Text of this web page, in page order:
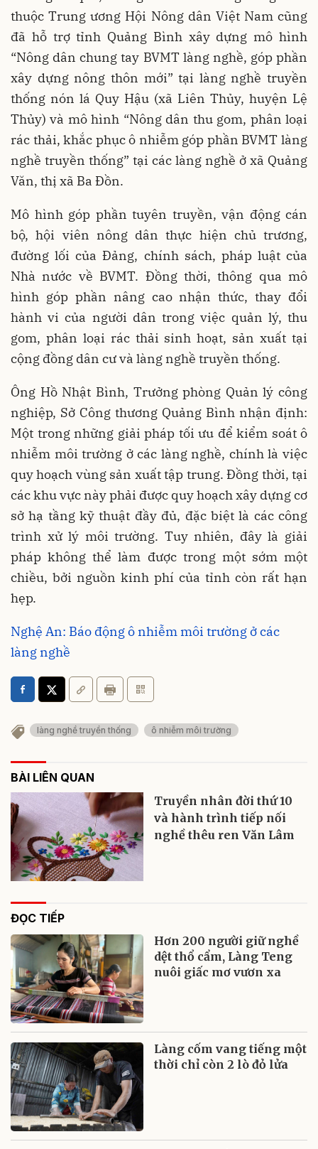
thuộc Trung ương Hội Nông dân Việt Nam cũng
đã hỗ trợ tỉnh Quảng Bình xây dựng mô hình
“Nông dân chung tay BVMT làng nghề, góp phần
xây dựng nông thôn mới” tại làng nghề truyền
thống nón lá Quy Hậu (xã Liên Thủy, huyện Lệ
Thủy) và mô hình “Nông dân thu gom, phân loại
rác thải, khắc phục ô nhiễm góp phần BVMT làng
nghề truyền thống” tại các làng nghề ở xã Quảng
Văn, thị xã Ba Đồn.
Mô hình góp phần tuyên truyền, vận động cán
bộ, hội viên nông dân thực hiện chủ trương,
đường lối của Đảng, chính sách, pháp luật của
Nhà nước về BVMT. Đồng thời, thông qua mô
hình góp phần nâng cao nhận thức, thay đổi
hành vi của người dân trong việc quản lý, thu
gom, phân loại rác thải sinh hoạt, sản xuất tại
cộng đồng dân cư và làng nghề truyền thống.
Ông Hồ Nhật Bình, Trưởng phòng Quản lý công
nghiệp, Sở Công thương Quảng Bình nhận định:
Một trong những giải pháp tối ưu để kiểm soát ô
nhiễm môi trường ở các làng nghề, chính là việc
quy hoạch vùng sản xuất tập trung. Đồng thời, tại
các khu vực này phải được quy hoạch xây dựng cơ
sở hạ tầng kỹ thuật đầy đủ, đặc biệt là các công
trình xử lý môi trường. Tuy nhiên, đây là giải
pháp không thể làm được trong một sớm một
chiều, bởi nguồn kinh phí của tỉnh còn rất hạn
hẹp.
Nghệ An: Báo động ô nhiễm môi trường ở các
làng nghề
làng nghề truyền thống ô nhiễm môi trường
BÀI LIÊN QUAN
Truyền nhân đời thứ 10
và hành trình tiếp nối
nghề thêu ren Văn Lâm
ĐỌC TIẾP
Hơn 200 người giữ nghề
dệt thổ cẩm, Làng Teng
nuôi giấc mơ vươn xa
Làng cốm vang tiếng một
thời chỉ còn 2 lò đỏ lửa